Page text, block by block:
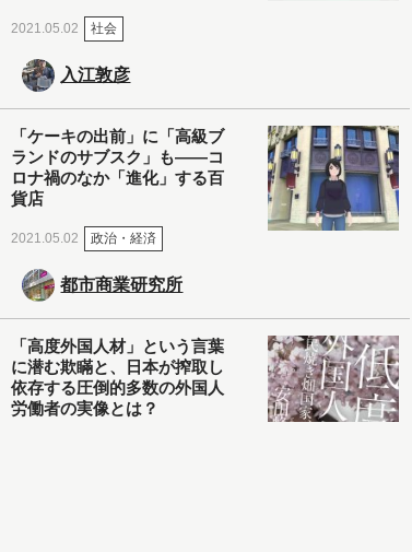
2021.05.02 社会
入江敦彦
「ケーキの出前」に「高級ブ
ランドのサブスク」も――コ
ロナ禍のなか「進化」する百
貨店
2021.05.02 政治・経済
都市商業研究所
「高度外国人材」という言葉
に潜む欺瞞と、日本が搾取し
依存する圧倒的多数の外国人
労働者の実像とは？